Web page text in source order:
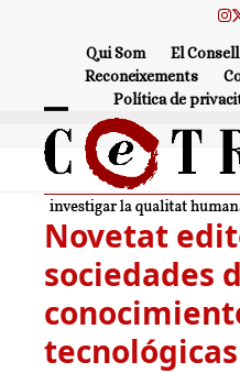
Qui Som El
Reconeixements
Política de
Open
mobile
menu
Close
mobile
menu
Novetat
sociedades
tecnológicas